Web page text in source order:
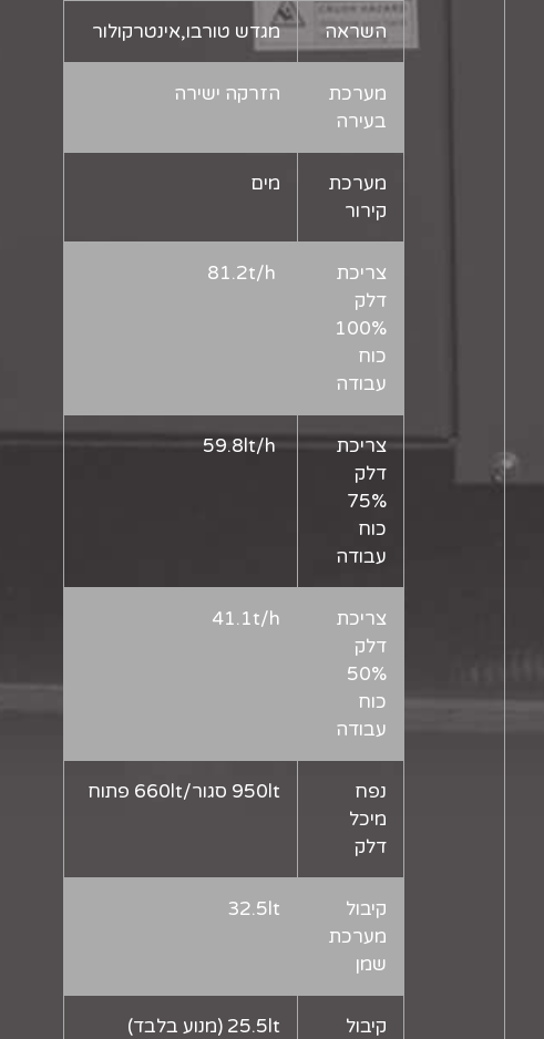
השראה מגדש טורבו,אינטרקולור
מערכת
בעירה
הזרקה ישירה
מערכת
קירור
מים
צריכת
דלק
100%
כוח
עבודה
צריכת
דלק
75%
כוח
עבודה
צריכת
דלק
50%
כוח
עבודה
41.1t/h
נפח
מיכל
דלק
950lt סגור/660lt פתוח
קיבול
מערכת
שמן
32.5lt
קיבול
25.5lt (מנוע בלבד)